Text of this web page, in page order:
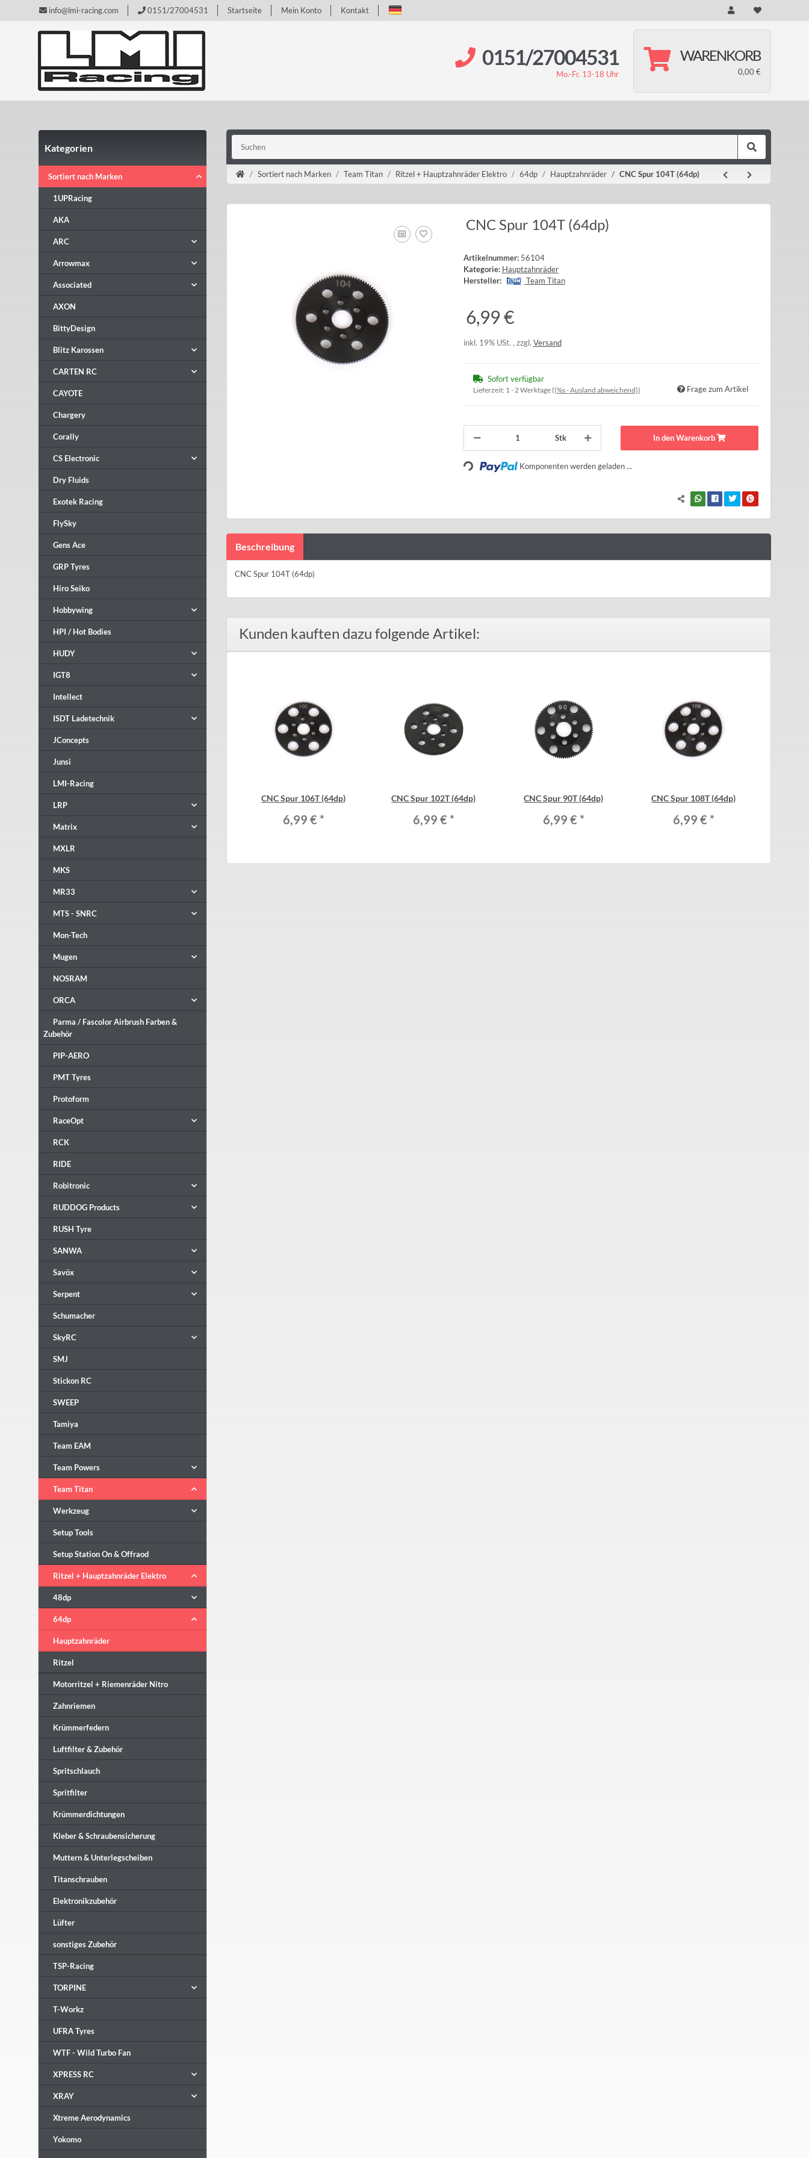
info@lmi-racing.com 0151/27004531 Startseite Mein Konto Kontakt
0151/27004531
Mo.-Fr. 13-18 Uhr
WARENKORB
0,00 €
Sortiert nach Marken Team Titan Ritzel + Hauptzahnräder Elektro 64dp Hauptzahnräder CNC Spur 104T (64dp)
CNC Spur 104T (64dp)
Artikelnummer: 56104
Kategorie: Hauptzahnräder
Hersteller:
Team Titan
6,99 €
inkl. 19% USt. , zzgl. Versand
Sofort verfügbar
Lieferzeit: 1 - 2 Werktage((%s - Ausland abweichend)) Frage zum Artikel
Stk In den Warenkorb
Loading... Komponenten werden geladen ...
Beschreibung
CNC Spur 104T (64dp)
Kunden kauften dazu folgende Artikel:
CNC Spur 106T (64dp)
6,99 € *
CNC Spur 102T (64dp)
6,99 € *
CNC Spur 90T (64dp)
6,99 € *
CNC Spur 108T (64dp)
6,99 € *
Kategorien
Sortiert nach Marken
1UPRacing
AKA
ARC
Arrowmax
Associated
AXON
BittyDesign
Blitz Karossen
CARTEN RC
CAYOTE
Chargery
Corally
CS Electronic
Dry Fluids
Exotek Racing
FlySky
Gens Ace
GRP Tyres
Hiro Seiko
Hobbywing
HPI / Hot Bodies
HUDY
IGT8
Intellect
ISDT Ladetechnik
JConcepts
Junsi
LMI-Racing
LRP
Matrix
MXLR
MKS
MR33
MTS - SNRC
Mon-Tech
Mugen
NOSRAM
ORCA
Parma / Fascolor Airbrush Farben &
Zubehör
PIP-AERO
PMT Tyres
Protoform
RaceOpt
RCK
RIDE
Robitronic
RUDDOG Products
RUSH Tyre
SANWA
Savöx
Serpent
Schumacher
SkyRC
SMJ
Stickon RC
SWEEP
Tamiya
Team EAM
Team Powers
Team Titan
Werkzeug
Setup Tools
Setup Station On & Offraod
Ritzel + Hauptzahnräder Elektro
48dp
64dp
Hauptzahnräder
Ritzel
Motorritzel + Riemenräder Nitro
Zahnriemen
Krümmerfedern
Luftfilter & Zubehör
Spritschlauch
Spritfilter
Krümmerdichtungen
Kleber & Schraubensicherung
Muttern & Unterlegscheiben
Titanschrauben
Elektronikzubehör
Lüfter
sonstiges Zubehör
TSP-Racing
TORPINE
T-Workz
UFRA Tyres
WTF - Wild Turbo Fan
XPRESS RC
XRAY
Xtreme Aerodynamics
Yokomo